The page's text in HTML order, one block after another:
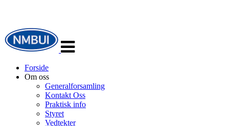
navigasjon
Forside
Om oss
Generalforsamling
Kontakt Oss
Praktisk info
Styret
Vedtekter